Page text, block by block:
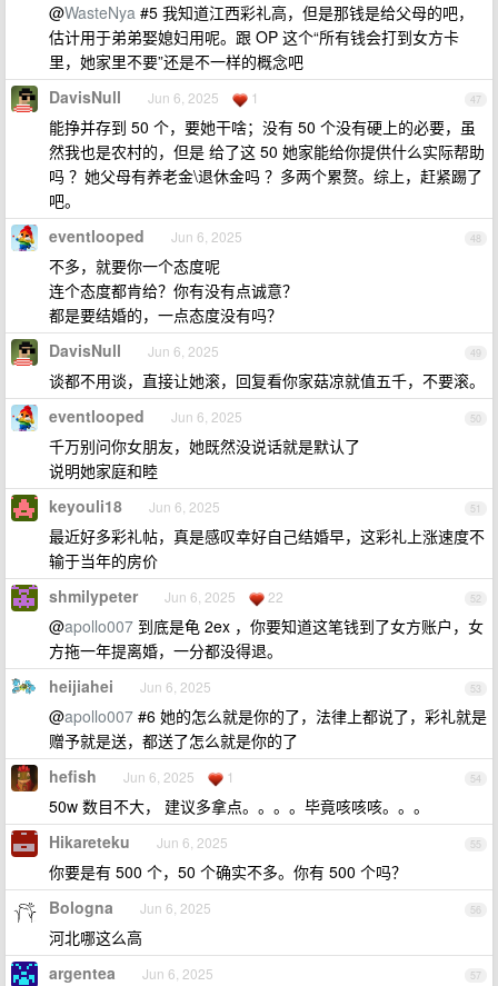
@WasteNya #5 我知道江西彩礼高，但是那钱是给父母的吧，
估计用于弟弟娶媳妇用呢。跟 OP 这个“所有钱会打到女方卡
里，她家里不要”还是不一样的概念吧
47
DavisNull Jun 6, 2025 1
能挣并存到 50 个，要她干啥；没有 50 个没有硬上的必要，虽
然我也是农村的，但是 给了这 50 她家能给你提供什么实际帮助
吗 ？她父母有养老金\退休金吗 ？多两个累赘。综上，赶紧踢了
吧。
48
eventlooped Jun 6, 2025
不多，就要你一个态度呢
连个态度都肯给？你有没有点诚意？
都是要结婚的，一点态度没有吗？
49
DavisNull Jun 6, 2025
谈都不用谈，直接让她滚，回复看你家菇凉就值五千，不要滚。
50
eventlooped Jun 6, 2025
千万别问你女朋友，她既然没说话就是默认了
说明她家庭和睦
51
keyouli18 Jun 6, 2025
最近好多彩礼帖，真是感叹幸好自己结婚早，这彩礼上涨速度不
输于当年的房价
52
shmilypeter Jun 6, 2025 22
@apollo007 到底是龟 2ex ，你要知道这笔钱到了女方账户，女
方拖一年提离婚，一分都没得退。
53
heijiahei Jun 6, 2025
@apollo007 #6 她的怎么就是你的了，法律上都说了，彩礼就是
赠予就是送，都送了怎么就是你的了
54
hefish Jun 6, 2025 1
50w 数目不大， 建议多拿点。。。。毕竟咳咳咳。。。
55
Hikareteku Jun 6, 2025
你要是有 500 个，50 个确实不多。你有 500 个吗？
56
Bologna Jun 6, 2025
河北哪这么高
57
argentea Jun 6, 2025